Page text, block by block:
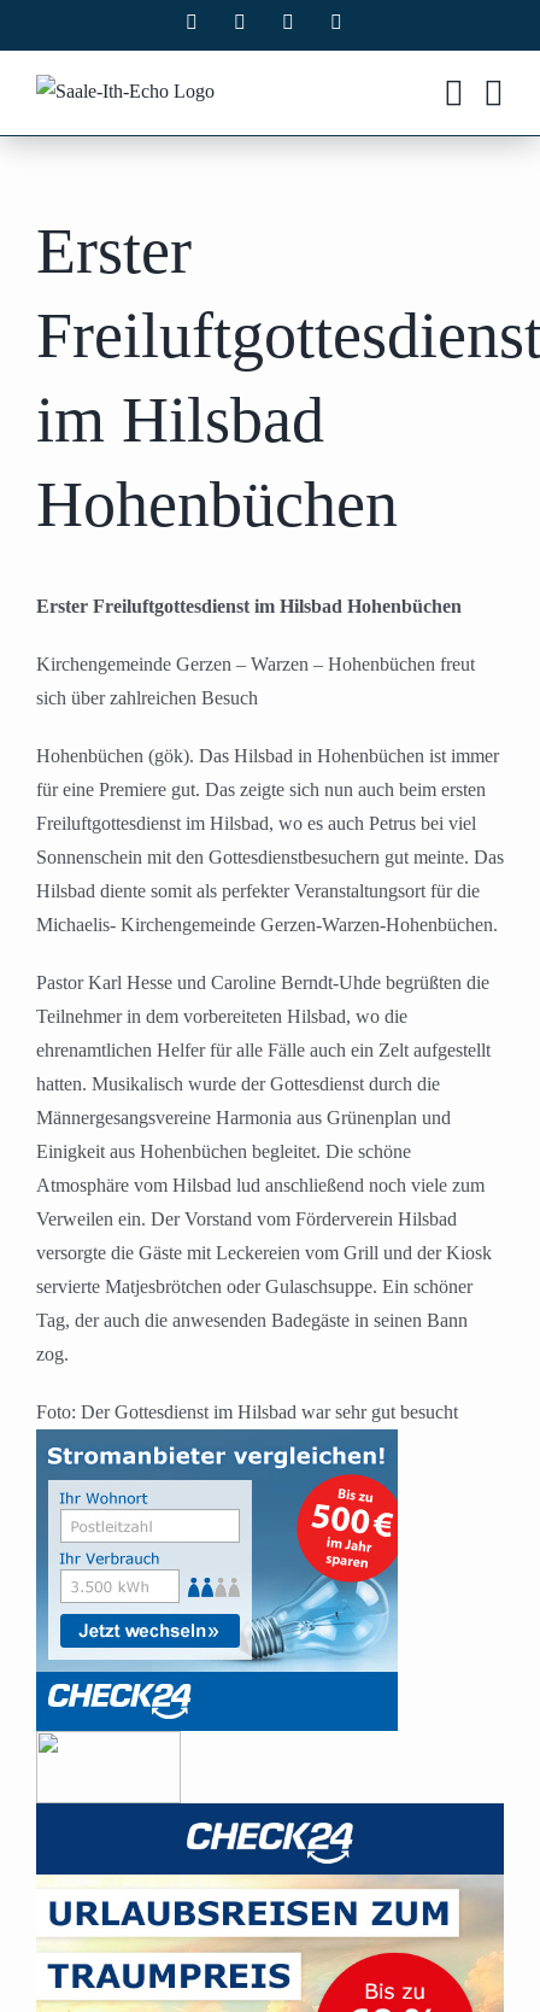
Inhalt
springen
Facebook Instagram
Erster
im Hilsbad
Hohenbüchen
Erster Freiluftgottesdienst im Hilsbad Hohenbüchen
Kirchengemeinde Gerzen – Warzen – Hohenbüchen freut
sich über zahlreichen Besuch
Hohenbüchen (gök). Das Hilsbad in Hohenbüchen ist immer
für eine Premiere gut. Das zeigte sich nun auch beim ersten
Freiluftgottesdienst im Hilsbad, wo es auch Petrus bei viel
Sonnenschein mit den Gottesdienstbesuchern gut meinte. Das
Hilsbad diente somit als perfekter Veranstaltungsort für die
Michaelis- Kirchengemeinde Gerzen-Warzen-Hohenbüchen.
Pastor Karl Hesse und Caroline Berndt-Uhde begrüßten die
Teilnehmer in dem vorbereiteten Hilsbad, wo die
ehrenamtlichen Helfer für alle Fälle auch ein Zelt aufgestellt
hatten. Musikalisch wurde der Gottesdienst durch die
Männergesangsvereine Harmonia aus Grünenplan und
Einigkeit aus Hohenbüchen begleitet. Die schöne
Atmosphäre vom Hilsbad lud anschließend noch viele zum
Verweilen ein. Der Vorstand vom Förderverein Hilsbad
versorgte die Gäste mit Leckereien vom Grill und der Kiosk
servierte Matjesbrötchen oder Gulaschsuppe. Ein schöner
Tag, der auch die anwesenden Badegäste in seinen Bann
zog.
Foto: Der Gottesdienst im Hilsbad war sehr gut besucht